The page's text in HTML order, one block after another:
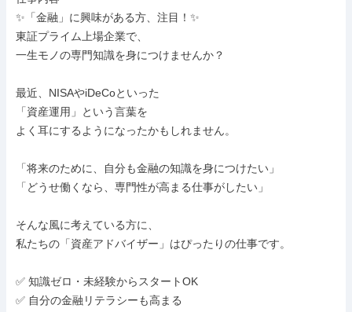
✨「金融」に興味がある方、注目！✨
東証プライム上場企業で、
一生モノの専門知識を身につけませんか？
最近、NISAやiDeCoといった
「資産運用」という言葉を
よく耳にするようになったかもしれません。
「将来のために、自分も金融の知識を身につけたい」
「どうせ働くなら、専門性が高まる仕事がしたい」
そんな風に考えている方に、
私たちの「資産アドバイザー」はぴったりの仕事です。
✅ 知識ゼロ・未経験からスタートOK
✅ 自分の金融リテラシーも高まる